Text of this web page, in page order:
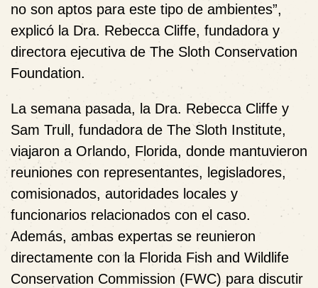
no son aptos para este tipo de ambientes”,
explicó la Dra. Rebecca Cliffe, fundadora y
directora ejecutiva de The Sloth Conservation
Foundation.
La semana pasada, la Dra. Rebecca Cliffe y
Sam Trull, fundadora de The Sloth Institute,
viajaron a Orlando, Florida, donde mantuvieron
reuniones con representantes, legisladores,
comisionados, autoridades locales y
funcionarios relacionados con el caso.
Además, ambas expertas se reunieron
directamente con la Florida Fish and Wildlife
Conservation Commission (FWC) para discutir